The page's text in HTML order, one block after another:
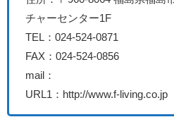
チャーセンター1F
TEL：024-524-0871
FAX：024-524-0856
mail：
URL1：http://www.f-living.co.jp